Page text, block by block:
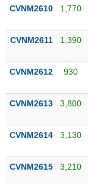
ký
Danh
ETF
phiếu
tiết
quan
CVNM2610 1,770
CVNM2611 1,390
CVNM2612 930
CVNM2613 3,800
CVNM2614 3,130
CVNM2615 3,210
DỮ
LIỆU
MỚI
Ngành
(-)
VS-
SECTOR